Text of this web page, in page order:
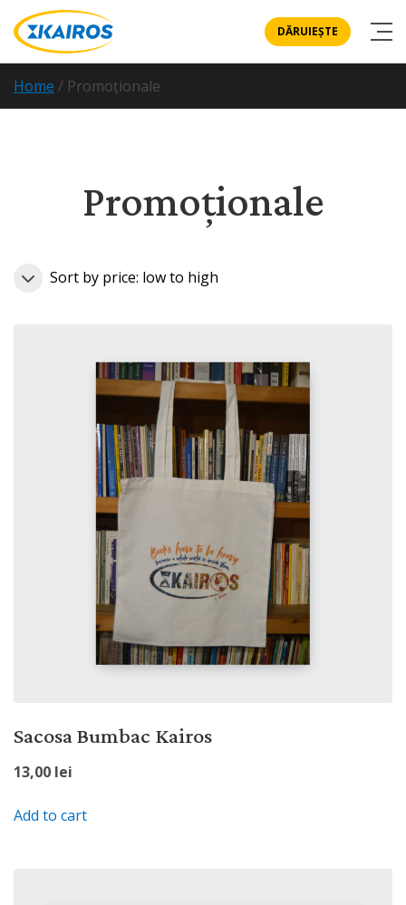
DĂRUIEȘTE
Home / Promoționale
Promoționale
Sacosa Bumbac Kairos
13,00 lei
Add to cart